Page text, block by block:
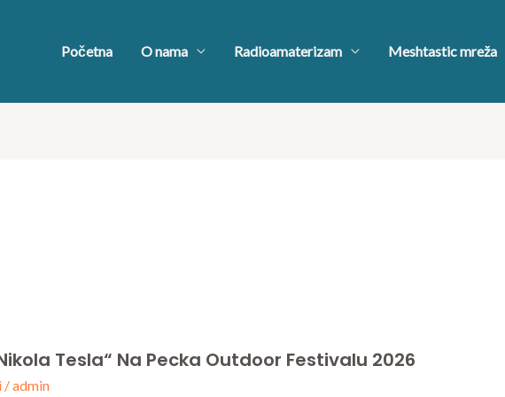
Početna O nama Radioamaterizam Meshtastic mreža
Tesla“ Na Pecka Outdoor Festivalu 2026
/admin